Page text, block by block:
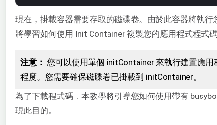
現在，掛載容器需要存取的磁碟卷。由於此容器將執
將學習如何使用 Init Container 複製您的應用程式程式
注意： 您可以使用單個 initContainer 來執行建置應
程度。您需要確保磁碟卷已掛載到 initContainer。
為了下載程式碼，本教學將引導您如何使用帶有
現此目的。